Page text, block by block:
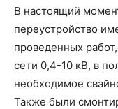
В настоящий
переустройство
проведенных
сети 0,4-10 кВ, в
необходимое
Также были